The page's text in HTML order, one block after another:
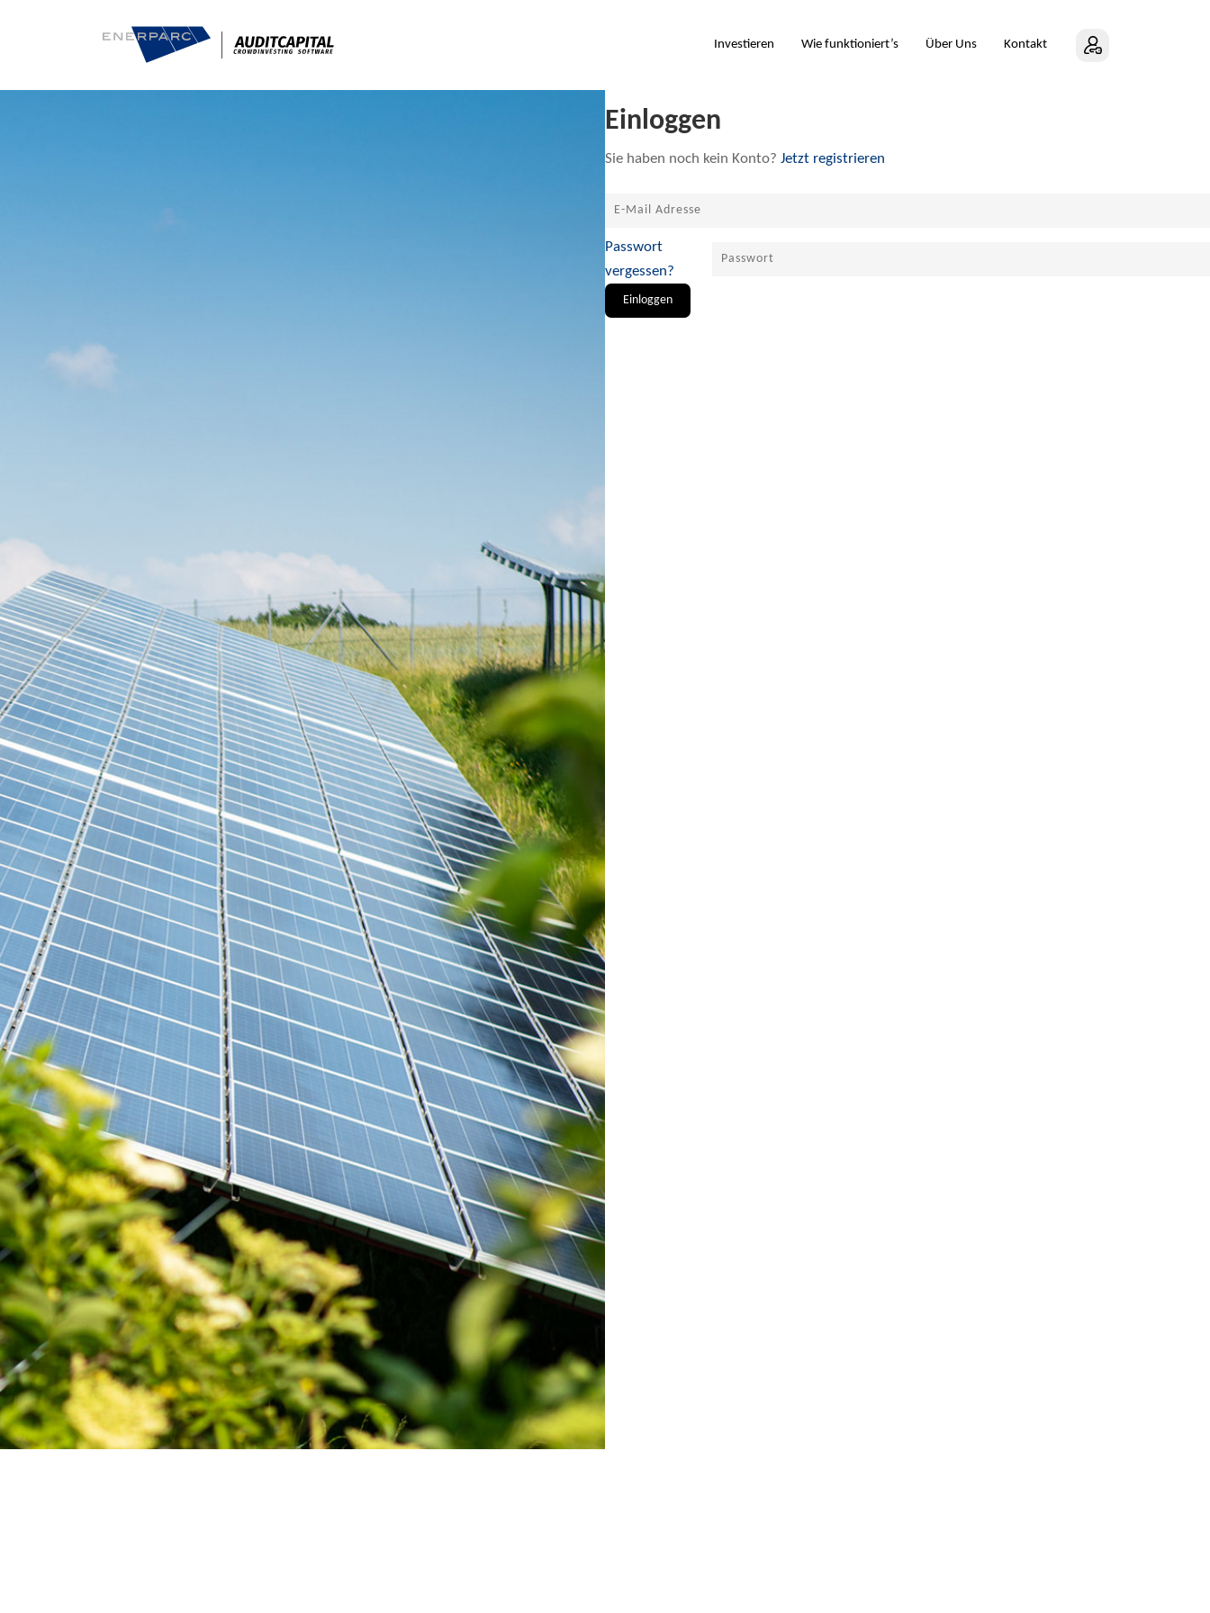
Investieren Wie funktioniert’s Über Uns Kontakt
Einloggen
Sie haben noch kein Konto? Jetzt registrieren
Passwort
vergessen?
Einloggen